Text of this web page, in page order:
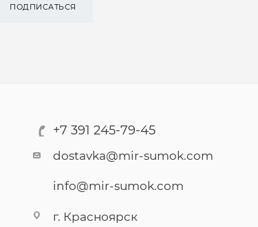
ПОДПИСАТЬСЯ
+7 391 245-79-45
dostavka@mir-sumok.com
info@mir-sumok.com
г. Красноярск